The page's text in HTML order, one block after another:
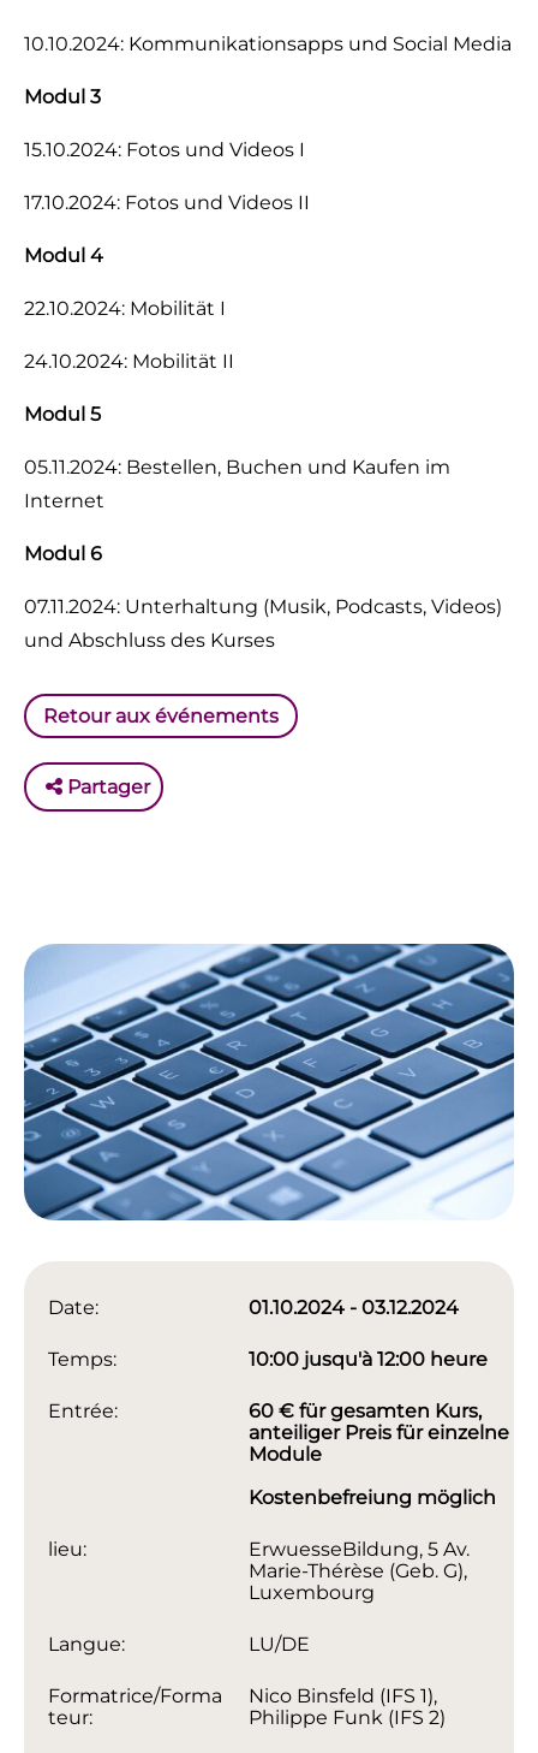
10.10.2024: Kommunikationsapps und Social Media
Modul 3
15.10.2024: Fotos und Videos I
17.10.2024: Fotos und Videos II
Modul 4
22.10.2024: Mobilität I
24.10.2024: Mobilität II
Modul 5
05.11.2024: Bestellen, Buchen und Kaufen im
Internet
Modul 6
07.11.2024: Unterhaltung (Musik, Podcasts, Videos)
und Abschluss des Kurses
Retour aux événements
Partager
Date: 01.10.2024 - 03.12.2024
Temps: 10:00 jusqu'à 12:00 heure
Entrée:
60 € für gesamten Kurs,
anteiliger Preis für einzelne
Module
Kostenbefreiung möglich
lieu:
ErwuesseBildung, 5 Av.
Marie-Thérèse (Geb. G),
Luxembourg
Langue: LU/DE
Formatrice/Forma
teur:
Nico Binsfeld (IFS 1),
Philippe Funk (IFS 2)